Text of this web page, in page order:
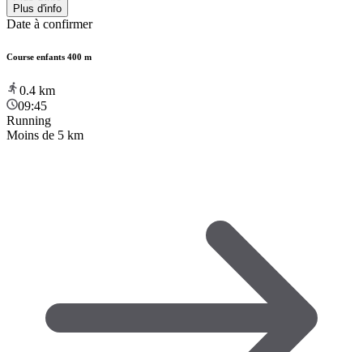
Plus d'info
Date à confirmer
Course enfants 400 m
0.4 km
09:45
Running
Moins de 5 km